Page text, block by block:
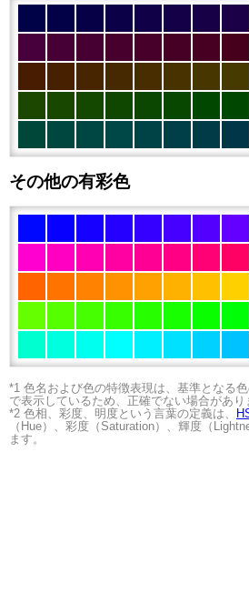
その他の有彩色
*1 色名および色の特徴表現は、基準となる
で表示しているため、正確でない場合があり
*2 色相、彩度、明度という言葉の定義は、
（Hue）、彩度（Saturation）、輝度（
ます。